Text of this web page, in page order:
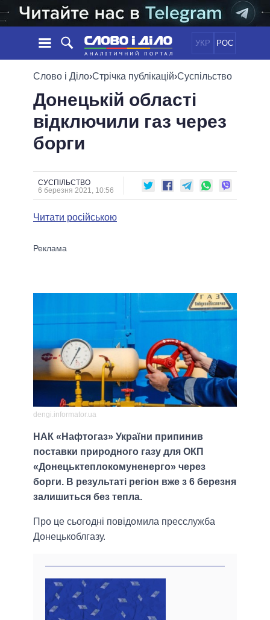
УКР РОС
НОВИНИ
СТРІЧКА
ПОДІЇ
СТАТТІ
ДУМКИ
ОГЛЯДИ
ДАЙДЖЕСТИ
ПОЛІТИКА
ЕКОНОМІКА
ОБIЦЯНКИ
ПОЛIТИКИ
УСІ ПОЛІТИКИ
ПРЕЗИДЕНТ І ОФІС
ВЕРХОВНА РАДА
ВІДЕО
Слово і Діло›Стрічка публікацій›Суспільство
Донецькій області
відключили газ через
борги
СУСПІЛЬСТВО
6 березня 2021, 10:56
Читати російською
dengi.informator.ua
НАК «Нафтогаз» України припинив
поставки природного газу для ОКП
«Донецьктеплокомуненерго» через
борги. В результаті регіон вже з 6 березня
залишиться без тепла.
Про це сьогодні повідомила пресслужба
Донецькоблгазу.